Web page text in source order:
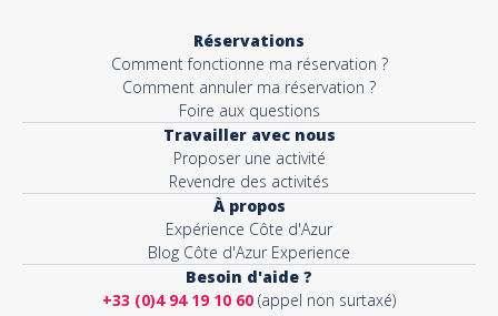
Réservations
Comment fonctionne ma réservation ?
Comment annuler ma réservation ?
Foire aux questions
Travailler avec nous
Proposer une activité
Revendre des activités
À propos
Expérience Côte d'Azur
Blog Côte d'Azur Experience
Besoin d'aide ?
+33 (0)4 94 19 10 60 (appel non surtaxé)